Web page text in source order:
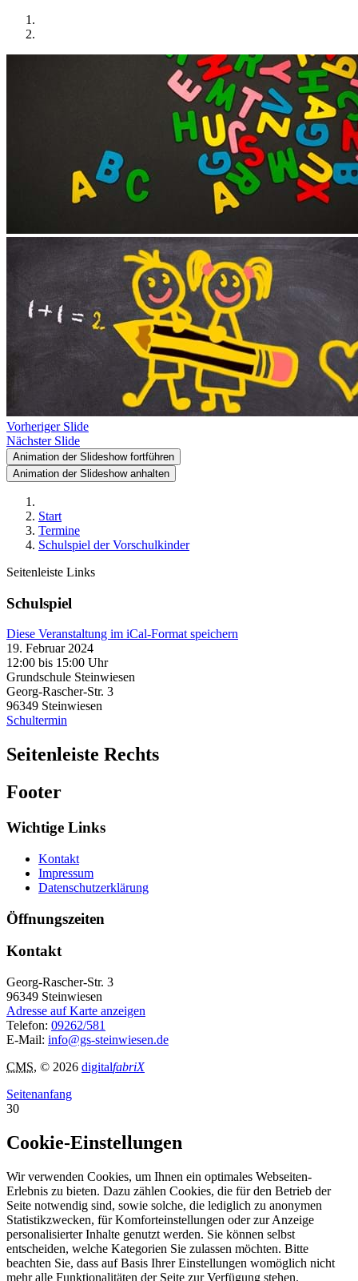
Vorheriger Slide
Nächster Slide
Animation der Slideshow fortführen
Animation der Slideshow anhalten
Start
Termine
Schulspiel der Vorschulkinder
Seitenleiste Links
Schulspiel
Diese Veranstaltung im iCal-Format speichern
19. Februar 2024
12:00 bis 15:00 Uhr
Grundschule Steinwiesen
Georg-Rascher-Str. 3
96349 Steinwiesen
Schultermin
Seitenleiste Rechts
Footer
Wichtige Links
Kontakt
Impressum
Datenschutzerklärung
Öffnungszeiten
Kontakt
Georg-Rascher-Str. 3
96349 Steinwiesen
Adresse auf Karte anzeigen
Telefon: 09262/581
E-Mail: info@gs-steinwiesen.de
CMS, © 2026 digitalfabriX
Seitenanfang
30
Cookie-Einstellungen
Wir verwenden Cookies, um Ihnen ein optimales Webseiten-
Erlebnis zu bieten. Dazu zählen Cookies, die für den Betrieb der
Seite notwendig sind, sowie solche, die lediglich zu anonymen
Statistikzwecken, für Komforteinstellungen oder zur Anzeige
personalisierter Inhalte genutzt werden. Sie können selbst
entscheiden, welche Kategorien Sie zulassen möchten. Bitte
beachten Sie, dass auf Basis Ihrer Einstellungen womöglich nicht
mehr alle Funktionalitäten der Seite zur Verfügung stehen.